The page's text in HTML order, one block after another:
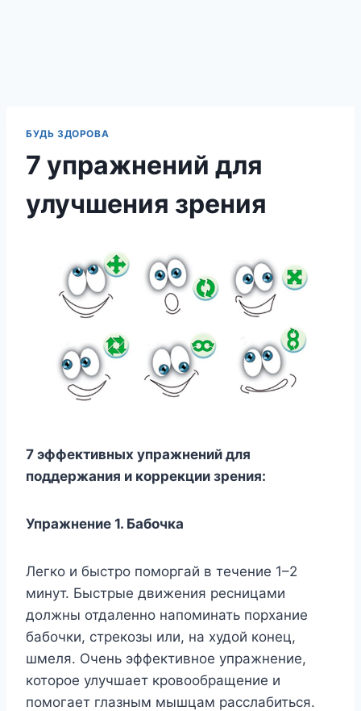
БУДЬ ЗДОРОВА
7 упражнений для
улучшения зрения
7 эффективных упражнений для
поддержания и коррекции зрения:
Упражнение 1. Бабочка
Легко и быстро поморгай в течение 1–2
минут. Быстрые движения ресницами
должны отдаленно напоминать порхание
бабочки, стрекозы или, на худой конец,
шмеля. Очень эффективное упражнение,
которое улучшает кровообращение и
помогает глазным мышцам расслабиться.